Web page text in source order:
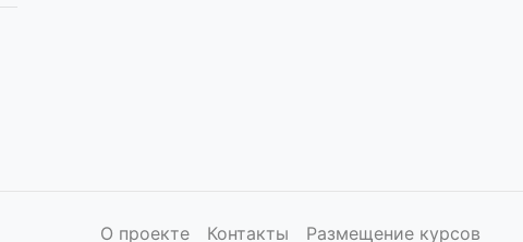
О проекте Контакты Размещение курсов